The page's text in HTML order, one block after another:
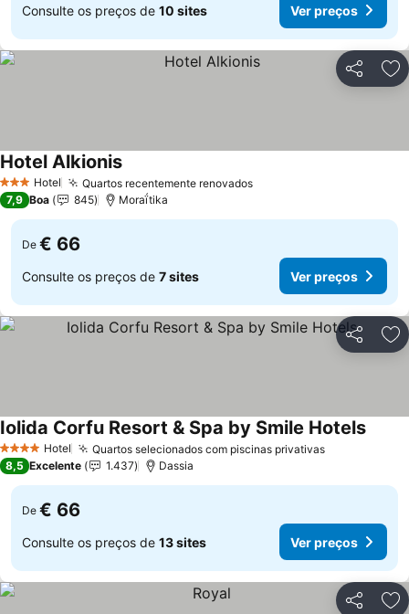
Consulte os preços de 10 sites Ver preços
Partilhar
3 EstrelasHotel Quartos recentemente renovados
Hotel Alkionis
7,9 Boa 845 Moraḯtika
De € 66
Consulte os preços de 7 sites Ver preços
Partilhar
4 EstrelasHotel Quartos selecionados com piscinas privativas
Iolida Corfu Resort & Spa by Smile Hotels
8,5 Excelente 1.437 Dassia
De € 66
Consulte os preços de 13 sites Ver preços
Partilhar